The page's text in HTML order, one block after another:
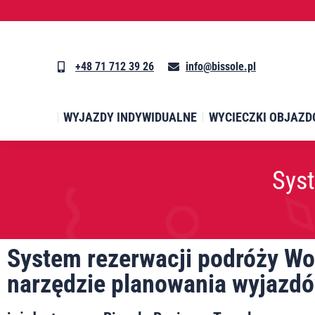
+48 71 712 39 26 info@bissole.pl
WYJAZDY INDYWIDUALNE WYCIECZKI
System rezerwacji podróży
narzędzie planowania